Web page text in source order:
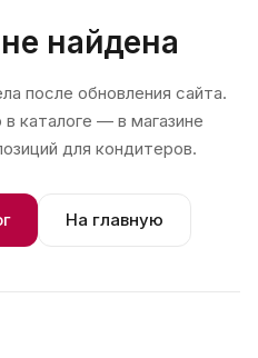
найдена
после обновления сайта.
каталоге — в магазине
для кондитеров.
На главную